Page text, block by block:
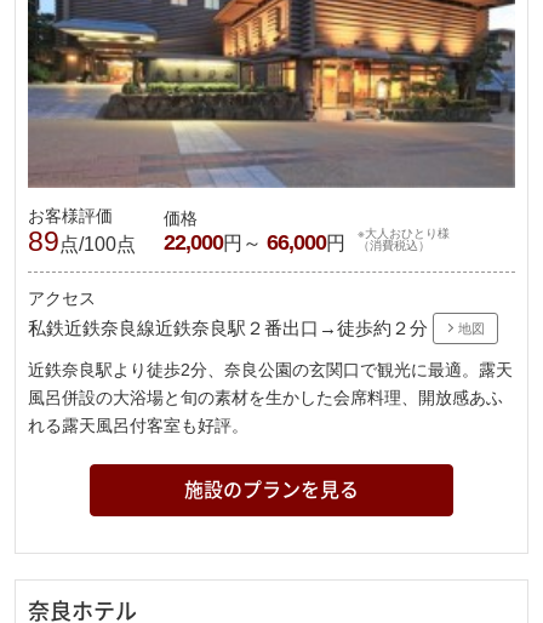
お客様評価
89点/100点
価格
22,000円～ 66,000円
※大人おひとり様
（消費税込）
アクセス
私鉄近鉄奈良線近鉄奈良駅２番出口→徒歩約２分 地図
近鉄奈良駅より徒歩2分、奈良公園の玄関口で観光に最適。露天
風呂併設の大浴場と旬の素材を生かした会席料理、開放感あふ
れる露天風呂付客室も好評。
施設のプランを見る
奈良ホテル